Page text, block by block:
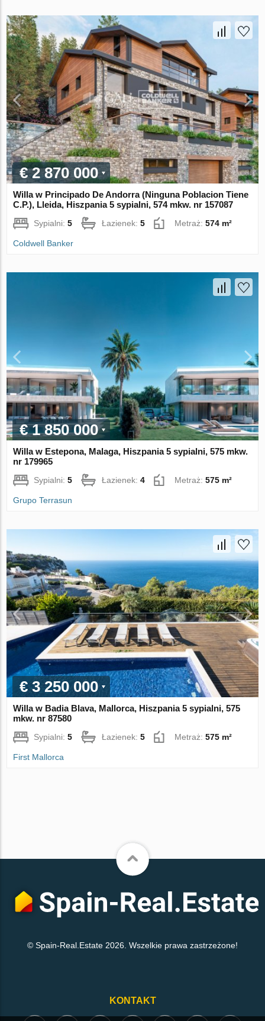
€ 2 870 000
Willa w Principado De Andorra (Ninguna Poblacion Tiene
C.P.), Lleida, Hiszpania 5 sypialni, 574 mkw. nr 157087
Sypialni:5 Łazienek:5 Metraż:574 m²
Coldwell Banker
€ 1 850 000
Willa w Estepona, Malaga, Hiszpania 5 sypialni, 575 mkw.
nr 179965
Sypialni:5 Łazienek:4 Metraż:575 m²
Grupo Terrasun
€ 3 250 000
Willa w Badia Blava, Mallorca, Hiszpania 5 sypialni, 575
mkw. nr 87580
Sypialni:5 Łazienek:5 Metraż:575 m²
First Mallorca
© Spain-Real.Estate 2026. Wszelkie prawa zastrzeżone!
KONTAKT